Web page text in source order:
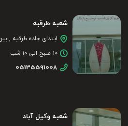
شعبه طرقبه
ابتدای جاده طرقبه , بین
۱۰ صبح الی ۱۰ شب
05135591008
شعبه وکیل آباد